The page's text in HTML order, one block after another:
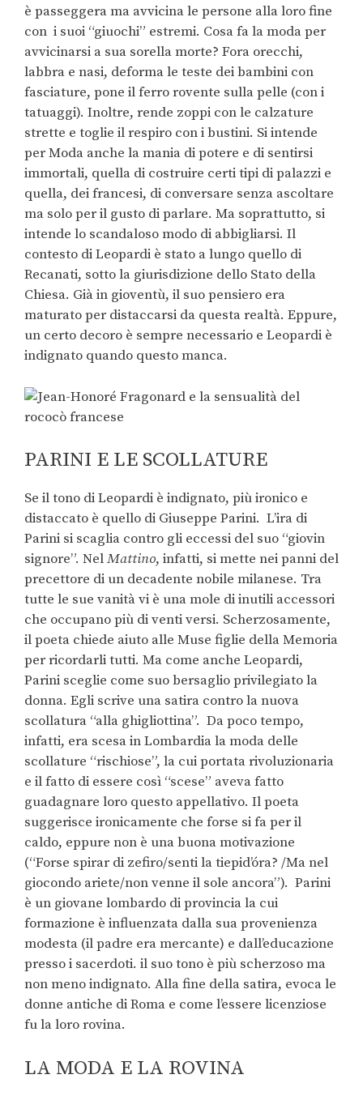
è passeggera ma avvicina le persone alla loro fine
con i suoi “giuochi” estremi. Cosa fa la moda per
avvicinarsi a sua sorella morte? Fora orecchi,
labbra e nasi, deforma le teste dei bambini con
fasciature, pone il ferro rovente sulla pelle (con i
tatuaggi). Inoltre, rende zoppi con le calzature
strette e toglie il respiro con i bustini. Si intende
per Moda anche la mania di potere e di sentirsi
immortali, quella di costruire certi tipi di palazzi e
quella, dei francesi, di conversare senza ascoltare
ma solo per il gusto di parlare. Ma soprattutto, si
intende lo scandaloso modo di abbigliarsi. Il
contesto di Leopardi è stato a lungo quello di
Recanati, sotto la giurisdizione dello Stato della
Chiesa. Già in gioventù, il suo pensiero era
maturato per distaccarsi da questa realtà. Eppure,
un certo decoro è sempre necessario e Leopardi è
indignato quando questo manca.
PARINI E LE SCOLLATURE
Se il tono di Leopardi è indignato, più ironico e
distaccato è quello di Giuseppe Parini. L’ira di
Parini si scaglia contro gli eccessi del suo “giovin
signore”. NelMattino, infatti, si mette nei panni del
precettore di un decadente nobile milanese. Tra
tutte le sue vanità vi è una mole di inutili accessori
che occupano più di venti versi. Scherzosamente,
il poeta chiede aiuto alle Muse figlie della Memoria
per ricordarli tutti. Ma come anche Leopardi,
Parini sceglie come suo bersaglio privilegiato la
donna. Egli scrive una satira contro la nuova
scollatura “alla ghigliottina”. Da poco tempo,
infatti, era scesa in Lombardia la moda delle
scollature “rischiose”, la cui portata rivoluzionaria
e il fatto di essere così “scese” aveva fatto
guadagnare loro questo appellativo. Il poeta
suggerisce ironicamente che forse si fa per il
caldo, eppure non è una buona motivazione
(“Forse spirar di zefiro/senti la tiepid’óra? /Ma nel
giocondo ariete/non venne il sole ancora”). Parini
è un giovane lombardo di provincia la cui
formazione è influenzata dalla sua provenienza
modesta (il padre era mercante) e dall’educazione
presso i sacerdoti. il suo tono è più scherzoso ma
non meno indignato. Alla fine della satira, evoca le
donne antiche di Roma e come l’essere licenziose
fu la loro rovina.
LA MODA E LA ROVINA